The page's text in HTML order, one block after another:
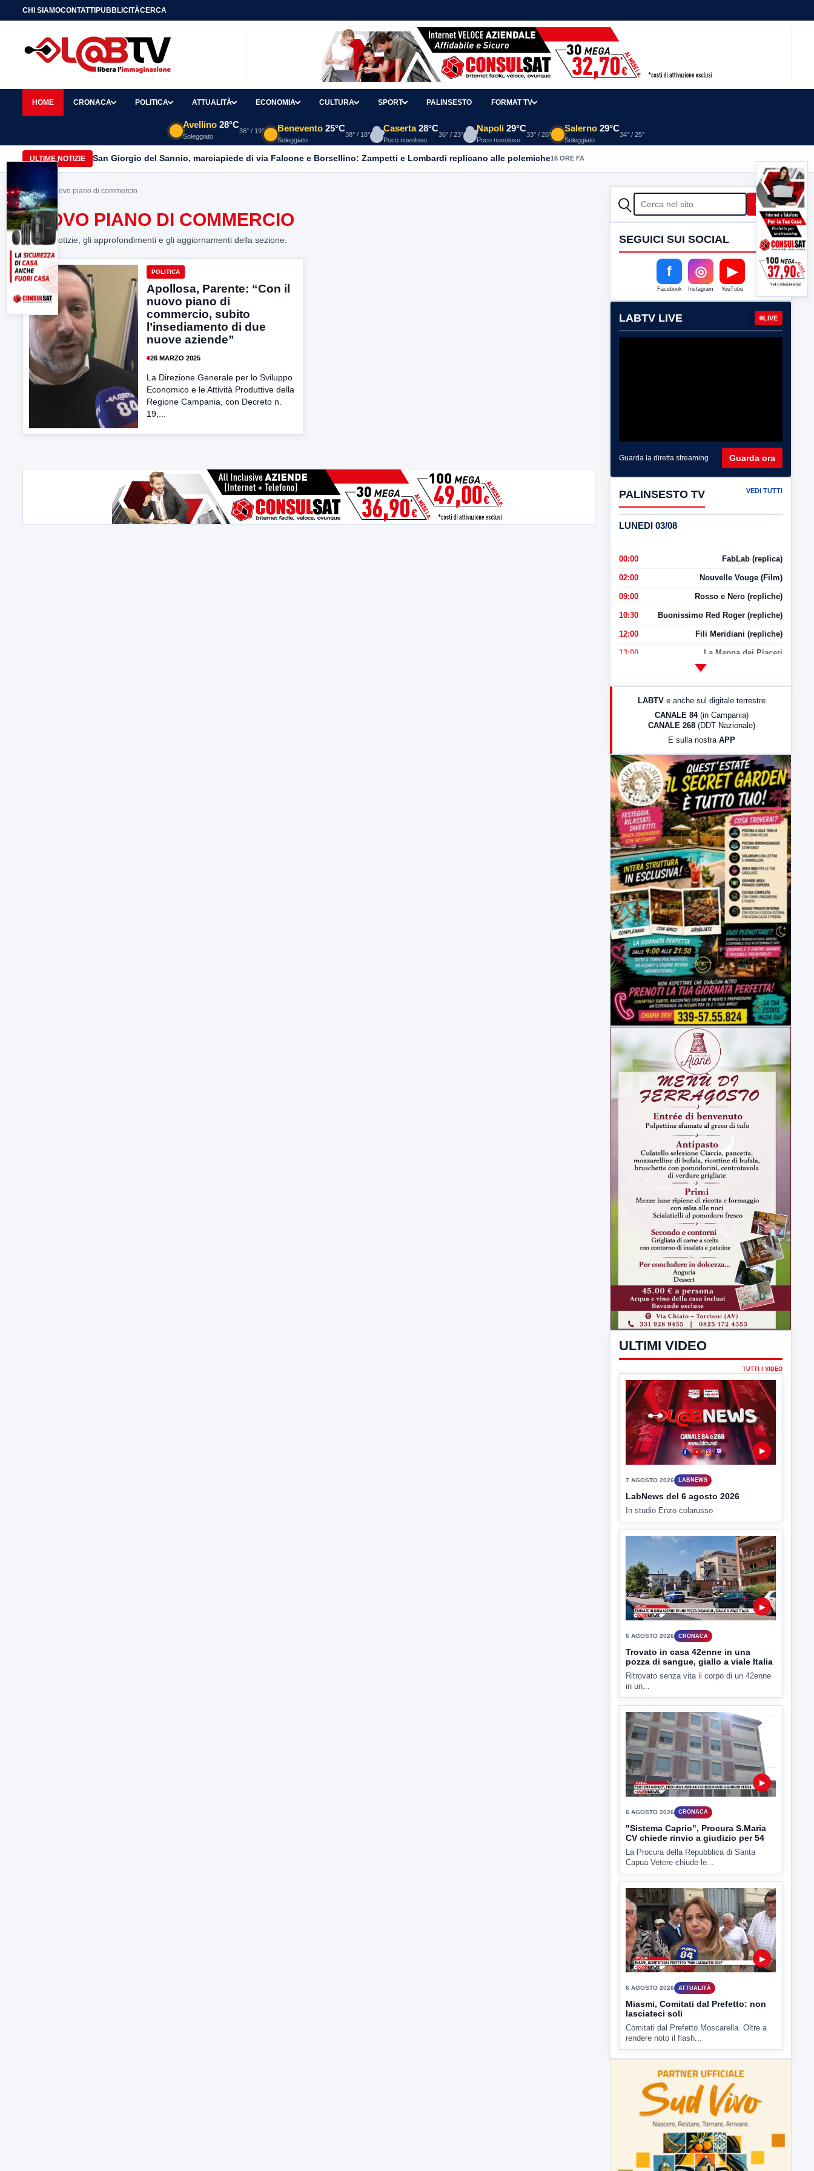
CHI SIAMOCONTATTIPUBBLICITÀCERCA
HOME CRONACA POLITICA ATTUALITÀ ECONOMIA CULTURA SPORT PALINSESTO FORMAT TV
Avellino 28°C
Soleggiato
36° / 19° Benevento 25°C
Soleggiato
38° / 18°
Caserta 28°C
Poco nuvoloso
36° / 23°
Napoli 29°C
Poco nuvoloso
33° / 26°
Salerno 29°C
Soleggiato
34° / 25°
ULTIME NOTIZIE San Giorgio del Sannio, marciapiede di via Falcone e Borsellino: Zampetti e Lombardi replicano alle polemiche16 ORE FA
Home> nuovo piano di commercio
NUOVO PIANO DI COMMERCIO
Tutte le notizie, gli approfondimenti e gli aggiornamenti della sezione.
POLITICA
Apollosa, Parente: “Con il
nuovo piano di
commercio, subito
l’insediamento di due
nuove aziende”
26 MARZO 2025
La Direzione Generale per lo Sviluppo
Economico e le Attività Produttive della
Regione Campania, con Decreto n.
19,...
CERCA Cerca
SEGUICI SUI SOCIAL
f
Facebook
◎
Instagram
▶
YouTube
LABTV LIVE LIVE
Guarda la diretta streaming Guarda ora
PALINSESTO TV VEDI TUTTI
LUNEDI 03/08
00:00 FabLab (replica)
02:00 Nouvelle Vouge (Film)
09:00 Rosso e Nero (repliche)
10:30 Buonissimo Red Roger (repliche)
12:00 Fili Meridiani (repliche)
13:00 La Mappa dei Piaceri
LabNews (Diretta)
23:00 LabNews (replica)
LABTV e anche sul digitale terrestre
CANALE 84 (in Campania)
CANALE 268 (DDT Nazionale)
E sulla nostra APP
ULTIMI VIDEO
TUTTI I VIDEO
▶
7 AGOSTO 2026 LABNEWS
LabNews del 6 agosto 2026
In studio Enzo colarusso
▶
6 AGOSTO 2026 CRONACA
Trovato in casa 42enne in una
pozza di sangue, giallo a viale Italia
Ritrovato senza vita il corpo di un 42enne
▶
6 AGOSTO 2026 CRONACA
"Sistema Caprio", Procura S.Maria
La Procura della Repubblica di Santa
Capua Vetere chiude le...
▶
6 AGOSTO 2026 ATTUALITÀ
Miasmi, Comitati dal Prefetto: non
Comitati dal Prefetto Moscarella. Oltre a
rendere noto il flash...